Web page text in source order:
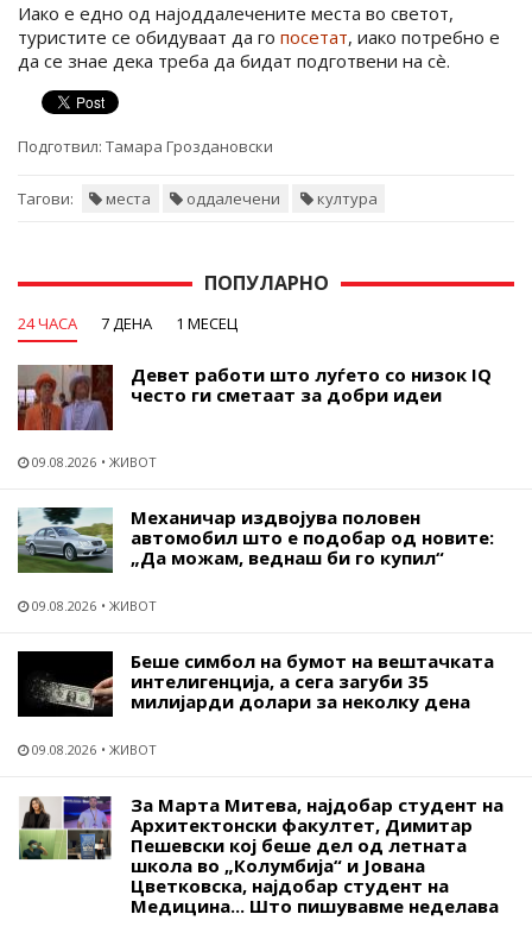
Иако е едно од најоддалечените места во светот,
туристите се обидуваат да го посетат, иако потребно е
да се знае дека треба да бидат подготвени на сè.
Подготвил: Тамара Гроздановски
Тагови: места оддалечени култура
ПОПУЛАРНО
24 ЧАСА 7 ДЕНА 1 МЕСЕЦ
Девет работи што луѓето со низок IQ
често ги сметаат за добри идеи
09.08.2026 ЖИВОТ
Механичар издвојува половен
автомобил што е подобар од новите:
„Да можам, веднаш би го купил“
09.08.2026 ЖИВОТ
Беше симбол на бумот на вештачката
интелигенција, а сега загуби 35
милијарди долари за неколку дена
09.08.2026 ЖИВОТ
За Марта Митева, најдобар студент на
Архитектонски факултет, Димитар
Пешевски кој беше дел од летната
школа во „Колумбија“ и Јована
Цветковска, најдобар студент на
Медицина... Што пишувавме неделава